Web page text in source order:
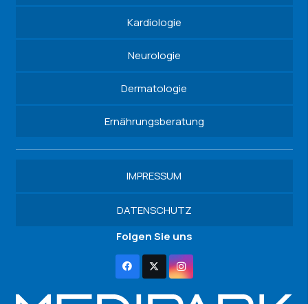
Kardiologie
Neurologie
Dermatologie
Ernährungsberatung
IMPRESSUM
DATENSCHUTZ
Folgen Sie uns